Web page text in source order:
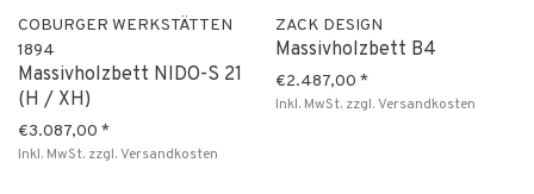
COBURGER WERKSTÄTTEN
1894
Massivholzbett NIDO-S 21
(H / XH)
€3.087,00 *
Inkl. MwSt. zzgl.Versandkosten
ZACK DESIGN
Massivholzbett B4
€2.487,00 *
Inkl. MwSt. zzgl.Versandkosten